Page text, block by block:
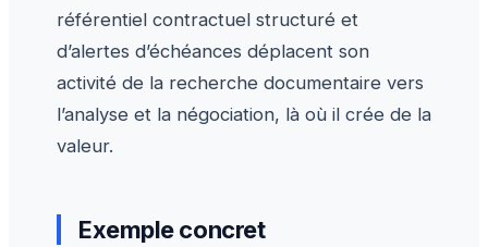
référentiel contractuel structuré et
d’alertes d’échéances déplacent son
activité de la recherche documentaire vers
l’analyse et la négociation, là où il crée de la
valeur.
Exemple concret